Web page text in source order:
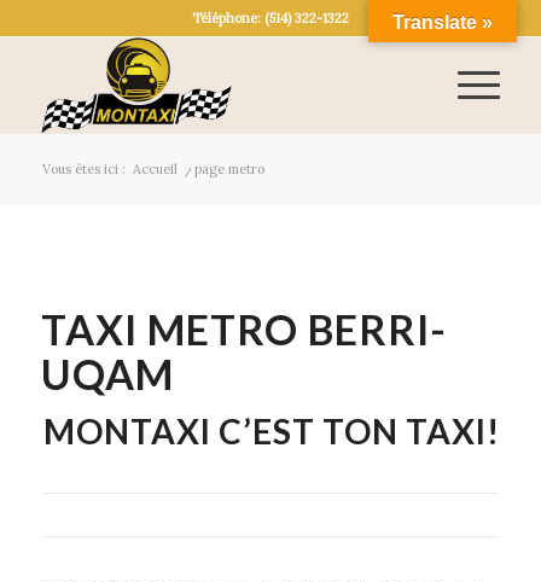
Téléphone: (514) 322-1322
Vous êtes ici : Accueil / page metro
TAXI METRO BERRI-
UQAM
MONTAXI C’EST TON TAXI!
Translate »